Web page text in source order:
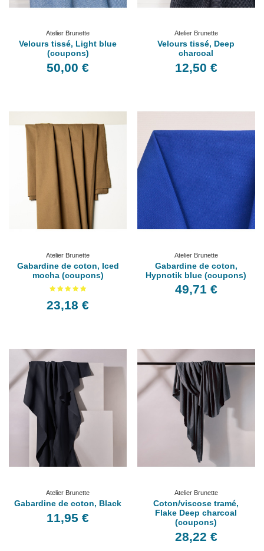
Atelier Brunette
Velours tissé, Light blue
(coupons)
50,00 €
Atelier Brunette
Velours tissé, Deep
charcoal
12,50 €
Atelier Brunette
Gabardine de coton, Iced
mocha (coupons)
23,18 €
Atelier Brunette
Gabardine de coton,
Hypnotik blue (coupons)
49,71 €
Atelier Brunette
Gabardine de coton, Black
11,95 €
Atelier Brunette
Coton/viscose tramé,
Flake Deep charcoal
(coupons)
28,22 €